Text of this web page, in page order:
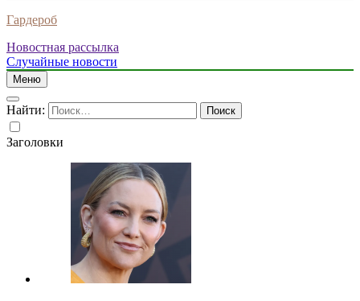
Гардероб
Новостная рассылка
Случайные новости
Меню
Найти:
Заголовки